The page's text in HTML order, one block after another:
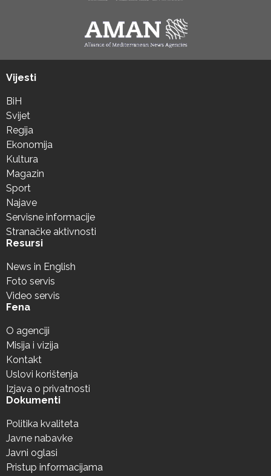
Vijesti
BiH
Svijet
Regija
Ekonomija
Kultura
Magazin
Sport
Najave
Servisne informacije
Stranačke aktivnosti
Resursi
News in English
Foto servis
Video servis
Fena
O agenciji
Misija i vizija
Kontakt
Uslovi korištenja
Izjava o privatnosti
Dokumenti
Politika kvaliteta
Javne nabavke
Javni oglasi
Pristup informacijama